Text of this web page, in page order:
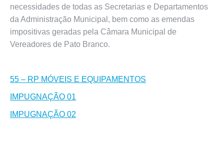
necessidades de todas as Secretarias e Departamentos
da Administração Municipal, bem como as emendas
impositivas geradas pela Câmara Municipal de
Vereadores de Pato Branco.
55 – RP MÓVEIS E EQUIPAMENTOS
IMPUGNAÇÃO 01
IMPUGNAÇÃO 02